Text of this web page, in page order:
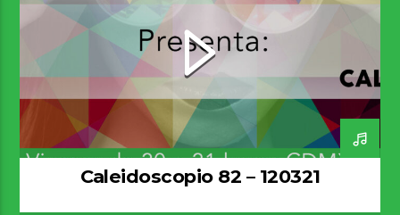
Caleidoscopio 82 – 120321